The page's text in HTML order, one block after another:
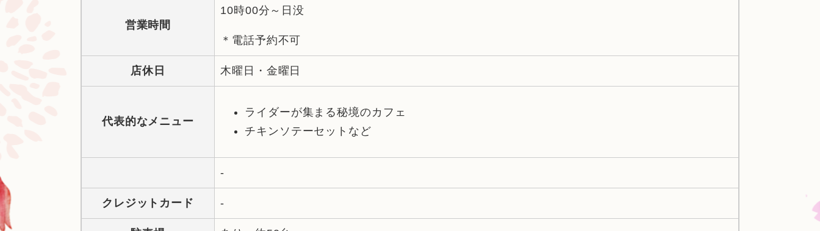
営業時間
10時00分～日没
＊電話予約不可
店休日 木曜日・金曜日
代表的なメニュー
ライダーが集まる秘境のカフェ
チキンソテーセットなど
-
クレジットカード -